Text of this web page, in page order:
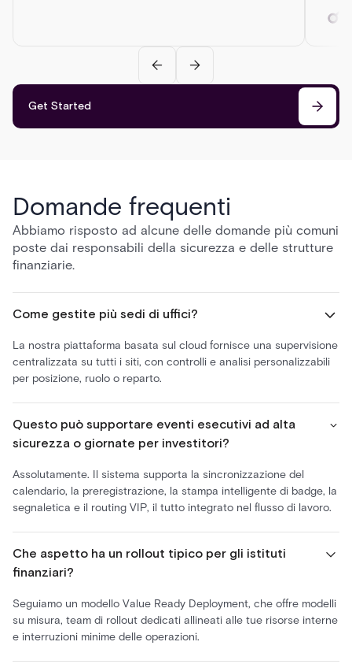
Get Started
Domande frequenti
Abbiamo risposto ad alcune delle domande più comuni
poste dai responsabili della sicurezza e delle strutture
finanziarie.
Come gestite più sedi di uffici?
La nostra piattaforma basata sul cloud fornisce una supervisione
centralizzata su tutti i siti, con controlli e analisi personalizzabili
per posizione, ruolo o reparto.
Questo può supportare eventi esecutivi ad alta
sicurezza o giornate per investitori?
Assolutamente. Il sistema supporta la sincronizzazione del
calendario, la preregistrazione, la stampa intelligente di badge, la
segnaletica e il routing VIP, il tutto integrato nel flusso di lavoro.
Che aspetto ha un rollout tipico per gli istituti
finanziari?
Seguiamo un modello Value Ready Deployment, che offre modelli
su misura, team di rollout dedicati allineati alle tue risorse interne
e interruzioni minime delle operazioni.